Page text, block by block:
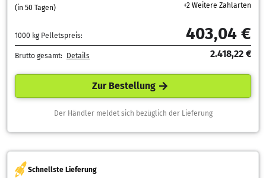
(in 50 Tagen)
+2 Weitere Zahlarten
1000 kg Pelletspreis: 403,04 €
Brutto gesamt: Details 2.418,22 €
Zur Bestellung
Der Händler meldet sich bezüglich der Lieferung
Schnellste Lieferung